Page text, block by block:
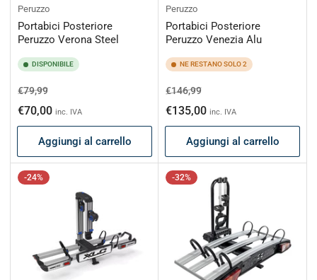
Peruzzo
Portabici Posteriore
Peruzzo Verona Steel
DISPONIBILE
Prezzo
di
listino
€79,99Prezzo
scontato
€70,00 inc. IVA
Aggiungi al carrello
Peruzzo
Portabici Posteriore
Peruzzo Venezia Alu
NE RESTANO SOLO 2
Prezzo
di
listino
€146,99Prezzo
scontato
€135,00 inc. IVA
Aggiungi al carrello
-24% -32%